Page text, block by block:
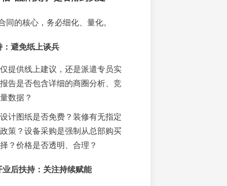
同的核心，务必细化、量化。
避免纸上谈兵
提供线上建议，还是派遣专员实
告是否包含详细的商圈分析、竞
数据？
计图纸是否免费？装修有无指定
策？设备采购是强制从总部购买
？价格是否透明、合理？
后扶持：关注持续赋能